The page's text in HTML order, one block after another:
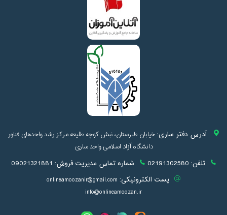
آدرس دفتر ساری:خیابان طبرستان، نبش کوچه طلیعه مرکز رشد واحدهای فناور
دانشگاه آزاد اسلامی واحد ساری
تلفن: 02191302580 شماره تماس مدیریت فروش: 09021321881
پست الکترونیکی: onlineamoozanir@gmail.com
info@onlineamoozan.ir